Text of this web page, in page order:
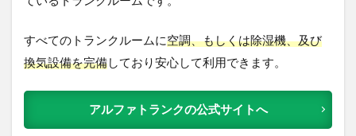
すべてのトランクルームに空調、もしくは除湿機、及び
換気設備を完備しており安心して利用できます。
アルファトランクの公式サイトへ